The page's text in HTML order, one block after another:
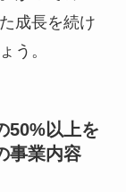
成長を続け
う。
50%以上を
事業内容